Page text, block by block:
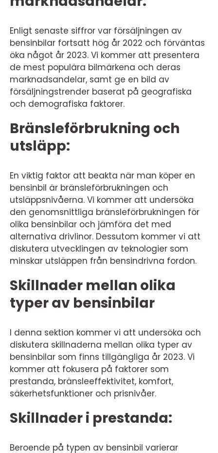
Enligt senaste siffror var försäljningen av
bensinbilar fortsatt hög år 2022 och förväntas
öka något år 2023. Vi kommer att presentera
de mest populära bilmärkena och deras
marknadsandelar, samt ge en bild av
försäljningstrender baserat på geografiska
och demografiska faktorer.
Bränsleförbrukning och
utsläpp:
En viktig faktor att beakta när man köper en
bensinbil är bränsleförbrukningen och
utsläppsnivåerna. Vi kommer att undersöka
den genomsnittliga bränsleförbrukningen för
olika bensinbilar och jämföra det med
alternativa drivlinor. Dessutom kommer vi att
diskutera utvecklingen av teknologier som
minskar utsläppen från bensindrivna fordon.
Skillnader mellan olika
typer av bensinbilar
I denna sektion kommer vi att undersöka och
diskutera skillnaderna mellan olika typer av
bensinbilar som finns tillgängliga år 2023. Vi
kommer att fokusera på faktorer som
prestanda, bränsleeffektivitet, komfort,
säkerhetsfunktioner och prisnivåer.
Skillnader i prestanda:
Beroende på typen av bensinbil varierar